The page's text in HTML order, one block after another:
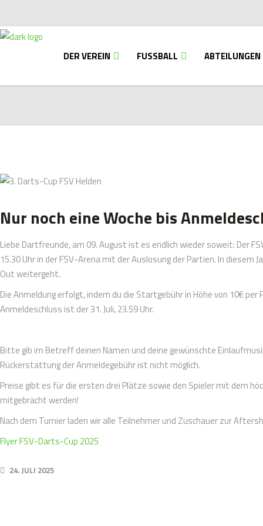
DER VEREIN FUSSBALL ABTEILUNGEN
Nur noch eine Woche bis
Liebe Dartfreunde,am 09. August ist es endlich wieder soweit: Der
15.30 Uhr in der FSV-Arena mit der Auslosung der Partien. In diesem
Out weitergeht.
Die Anmeldung erfolgt, indem du die Startgebühr in Höhe von 10€
Anmeldeschluss ist der 31. Juli, 23.59 Uhr.
Bitte gib im Betreff deinen Namen und deine gewünschte
Rückerstattung der Anmeldegebühr ist nicht möglich.
Preise gibt es für die ersten drei Plätze sowie den Spieler mit dem
mitgebracht werden!
Nach dem Turnier laden wir alle Teilnehmer und Zuschauer zur
Flyer FSV-Darts-Cup 2025
24. JULI 2025